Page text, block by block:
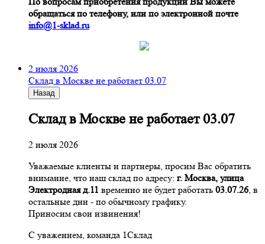
обращаться по телефону, или по электронной почте
info@1-sklad.ru
2 июля 2026
Склад в Москве не работает 03.07
Назад
Склад в Москве не работает 03.07
2 июля 2026
Уважаемые клиенты и партнеры, просим Вас обратить
внимание, что наш склад по адресу: г. Москва, улица
Электродная д.11 временно не будет работать 03.07.26, в
остальные дни - по обычному графику.
Приносим свои извинения!
С уважением, команда 1Склад